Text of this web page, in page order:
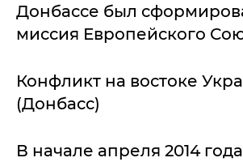
Донбассе был
миссия Европейского
Конфликт на востоке
(Донбасс)
В начале апреля 2014